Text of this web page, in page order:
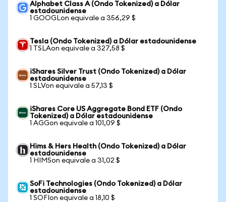
Alphabet Class A (Ondo Tokenized) a Dólar
estadounidense
1 GOOGLon equivale a 356,29 $
Tesla (Ondo Tokenized) a Dólar estadounidense
1 TSLAon equivale a 327,58 $
iShares Silver Trust (Ondo Tokenized) a Dólar
estadounidense
1 SLVon equivale a 57,13 $
iShares Core US Aggregate Bond ETF (Ondo
Tokenized) a Dólar estadounidense
1 AGGon equivale a 101,09 $
Hims & Hers Health (Ondo Tokenized) a Dólar
estadounidense
1 HIMSon equivale a 31,02 $
SoFi Technologies (Ondo Tokenized) a Dólar
estadounidense
1 SOFIon equivale a 18,10 $